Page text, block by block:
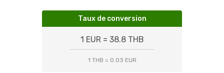
Taux de conversion
1 EUR = 38.8 THB
1 THB = 0.03 EUR